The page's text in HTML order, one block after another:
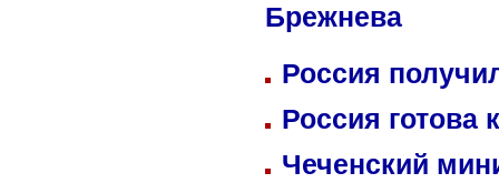
Брежнева
Россия
Россия готова
Чеченский